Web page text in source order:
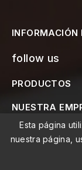
INFORMACIÓN
follow us
Esta página
nuestra página,
PRODUCTOS
NUESTRA
SUSCRÍBETE